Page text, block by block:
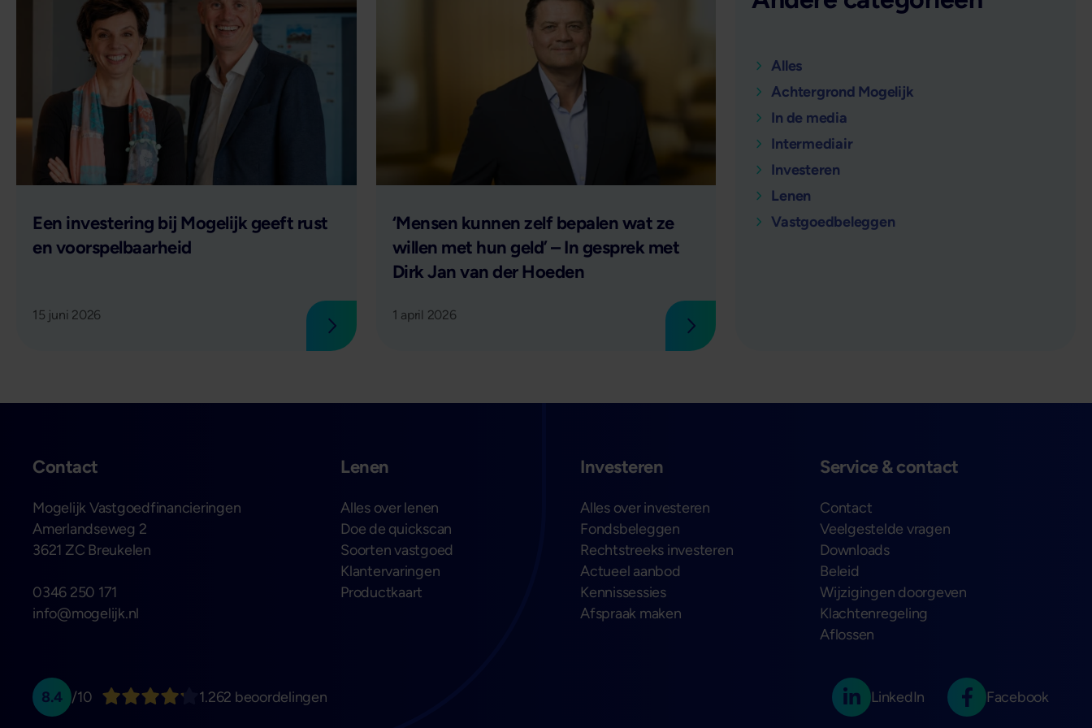
Lees verder
Een investering bij Mogelijk geeft rust
en voorspelbaarheid
15 juni 2026
Lees verder
Lees verder
‘Mensen kunnen zelf bepalen wat ze
willen met hun geld’ – In gesprek met
Dirk Jan van der Hoeden
1 april 2026
Lees verder
Alles
Achtergrond Mogelijk
In de media
Intermediair
Investeren
Lenen
Vastgoedbeleggen
Contact
Mogelijk Vastgoedfinancieringen
Amerlandseweg 2
3621 ZC Breukelen
0346 250 171
info@mogelijk.nl
Lenen
Alles over lenen
Doe de quickscan
Soorten vastgoed
Klantervaringen
Productkaart
Investeren
Alles over investeren
Fondsbeleggen
Rechtstreeks investeren
Actueel aanbod
Kennissessies
Afspraak maken
Service & contact
Contact
Veelgestelde vragen
Downloads
Beleid
Wijzigingen doorgeven
Klachtenregeling
Aflossen
8.4 /10 1.262 beoordelingen LinkedIn Facebook